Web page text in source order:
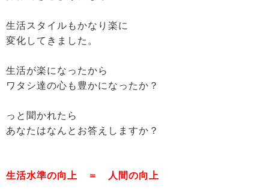
生活スタイルもかなり楽に
変化してきました。
生活が楽になったから
ワタシ達の心も豊かになったか？
っと聞かれたら
あなたはなんとお答えしますか？
生活水準の向上 ＝ 人間の向上